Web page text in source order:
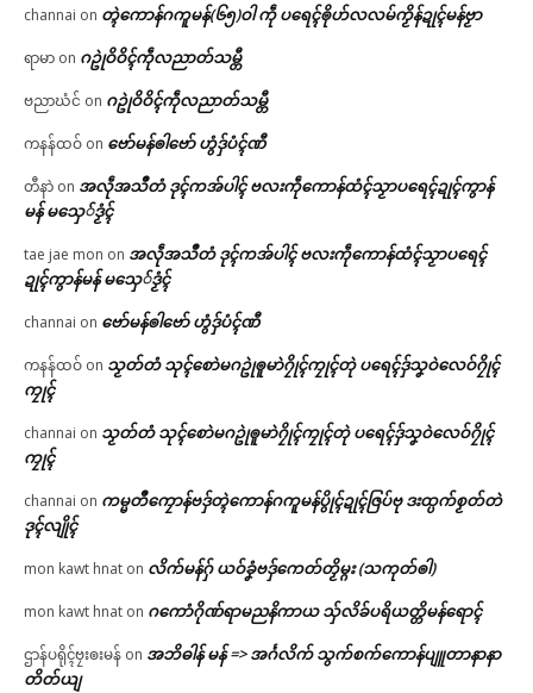
channai on တ္ၚဲကောန်ဂကူမန်(၆၅)ဝါ ကဵု ပရေၚ်ၜိုဟ်လလမ်ကၟိန်ဍုၚ်မန်ဗၟာ
ရာမာ on ဂဥုဲဝိဝိၚ်ကဵုလညာတ်သမ္တီ
ဗညာဃံင် on ဂဥုဲဝိဝိၚ်ကဵုလညာတ်သမ္တီ
ကနန်ထဝ် on ဗော်မန်ၜါဗော် ဟွံဒှ်ပံၚ်ဏီ
တီနာဲ on အလဵုအသဳတံ ဒုၚ်ကအ်ပါၚ် ဗလးကဵုကောန်ထံၚ်သၟာပရေၚ်ဍုၚ်ကွာန်
မန် မသှေ်ဒၟံၚ်
tae jae mon on အလဵုအသဳတံ ဒုၚ်ကအ်ပါၚ် ဗလးကဵုကောန်ထံၚ်သၟာပရေၚ်
ဍုၚ်ကွာန်မန် မသှေ်ဒၟံၚ်
channai on ဗော်မန်ၜါဗော် ဟွံဒှ်ပံၚ်ဏီ
ကနန်ထဝ် on သၟတ်တံ သုၚ်စောဲမဂဥုဲၜူမာဲဂၠိုၚ်ကၠုၚ်တုဲ ပရေၚ်ဒှ်သၞဝဲလေဝ်ဂၠိုၚ်
ကၠုၚ်
channai on သၟတ်တံ သုၚ်စောဲမဂဥုဲၜူမာဲဂၠိုၚ်ကၠုၚ်တုဲ ပရေၚ်ဒှ်သၞဝဲလေဝ်ဂၠိုၚ်
ကၠုၚ်
channai on ကမ္မတဳကၠောန်ဗဒှ်တ္ၚဲကောန်ဂကူမန်ပွိုၚ်ဍုၚ်ဇြပ်ဗု ဒးထ္ပက်စၟတ်တဲ
ဒုၚ်လျိုၚ်
mon kawt hnat on လိက်မန်ဂှ် ယဝ်ခၞံဗဒှ်ကေတ်တၟိမ္ဂး (သကုတ်ၜါ)
mon kawt hnat on ဂကောံဂိုဏ်ရာမညနိကာယ သှ်လိခ်ပရိယတ္တိမန်ရောၚ်
ဌာန်ပရိုၚ်ဗၠးၜးမန် on အဘိဓါန် မန် => အၚ်္ဂလိက် သွက်စက်ကောန်ပျူတာနာနာ
တိတ်ယျ